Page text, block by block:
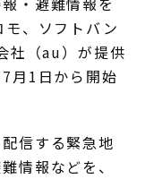
、ソフトバン
社（au）が提供
月1日から開始
信する緊急地
情報などを、